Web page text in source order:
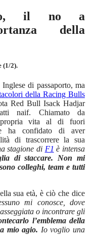
il no a
della
(1/2).
Inglese di passaporto, ma
della Racing Bulls
Red Bull Isack Hadjar
naif. Chiamato da
propria vita al di fuori
ha confidato di aver
di trascorrere la sua
stagione di F1 è intensa
di staccare. Non mi
colleghi, team e tutti
sua età, è ciò che dice
mi conosce, dove
o incontrare gli
l’emblema della
mio agio. Io voglio una